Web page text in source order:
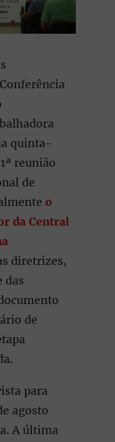
quinta-
reunião
de
o
da Central
diretrizes,
das
de
para
agosto
A última